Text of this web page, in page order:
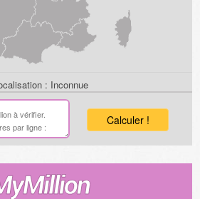
: Inconnue
Calculer !